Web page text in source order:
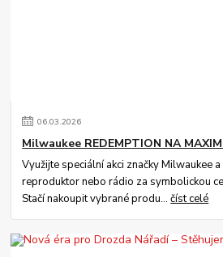
06.03.2026
Milwaukee REDEMPTION NA
Využijte speciální akci značky Milwaukee
reproduktor nebo rádio za symbolickou
Stačí nakoupit vybrané produ...číst celé